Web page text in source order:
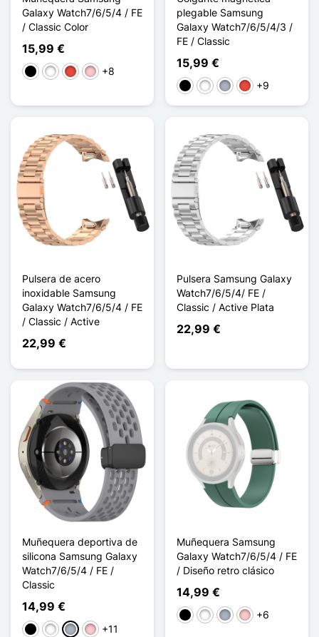
Galaxy Watch7/6/5/4 / FE
/ Classic Color
15,99 €
NegroBlancoRojoRosa+8
plegable Samsung
Galaxy Watch7/6/5/4/3 /
FE / Classic
15,99 €
NegroBlanco
Gris Rojo+9
Pulsera de acero
inoxidable Samsung
Galaxy Watch7/6/5/4 / FE
/ Classic / Active
22,99 €
Pulsera Samsung Galaxy
Watch7/6/5/4/ FE /
Classic / Active Plata
22,99 €
Muñequera deportiva de
silicona Samsung Galaxy
Watch7/6/5/4 / FE /
Classic
14,99 €
NegroBlanco
Gris Rosa+11
Muñequera Samsung
Galaxy Watch7/6/5/4 / FE
/ Diseño retro clásico
14,99 €
NegroBlanco
Gris Rosa+6